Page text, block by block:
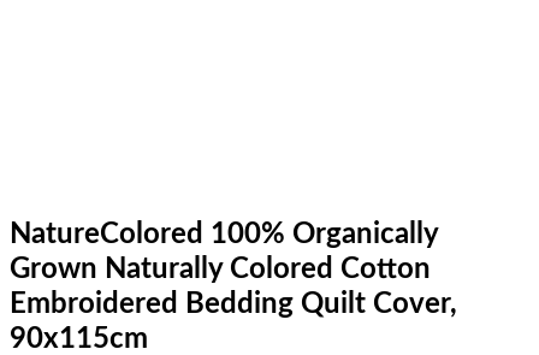
NatureColored 100% Organically
Grown Naturally Colored Cotton
Embroidered Bedding Quilt Cover,
90x115cm